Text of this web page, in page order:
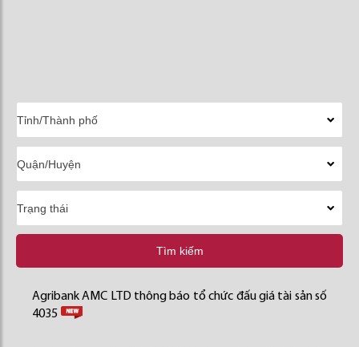
Tìm kiếm
Agribank AMC LTD thông báo tổ chức đấu giá tài sản số
4035